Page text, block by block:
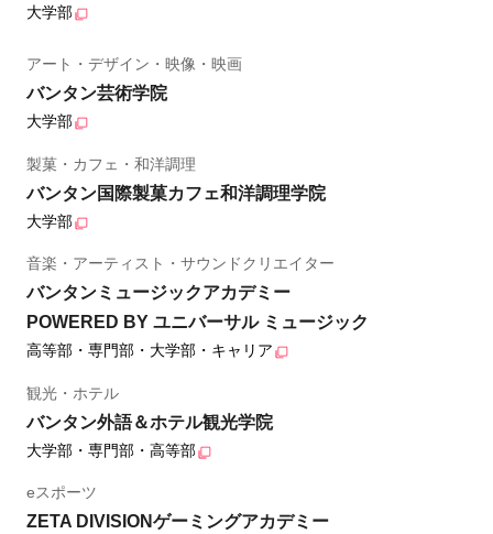
大学部
アート・デザイン・映像・映画
バンタン芸術学院
大学部
製菓・カフェ・和洋調理
バンタン国際製菓カフェ和洋調理学院
大学部
音楽・アーティスト・サウンドクリエイター
バンタンミュージックアカデミー
POWERED BY ユニバーサル ミュージック
高等部・専門部・大学部・キャリア
観光・ホテル
バンタン外語＆ホテル観光学院
大学部・専門部・高等部
eスポーツ
ZETA DIVISIONゲーミングアカデミー